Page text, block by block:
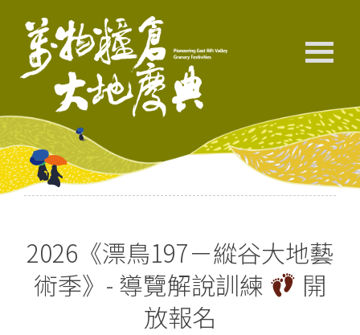
2026《漂鳥197－縱谷大地藝
術季》- 導覽解說訓練
開
放報名